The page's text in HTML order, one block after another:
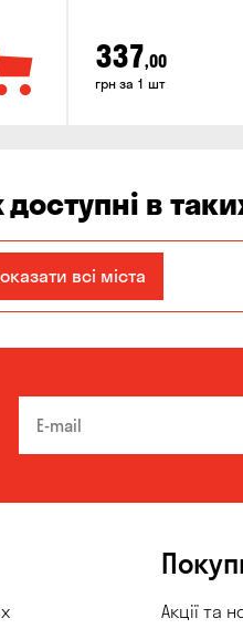
337,00
грн за 1 шт
в
Кам'янське
Олександрівка
всі міста
Акції та